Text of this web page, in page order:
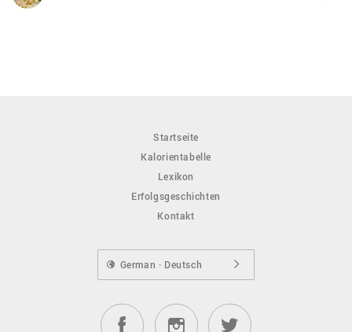
Startseite
Kalorientabelle
Lexikon
Erfolgsgeschichten
Kontakt
German · Deutsch